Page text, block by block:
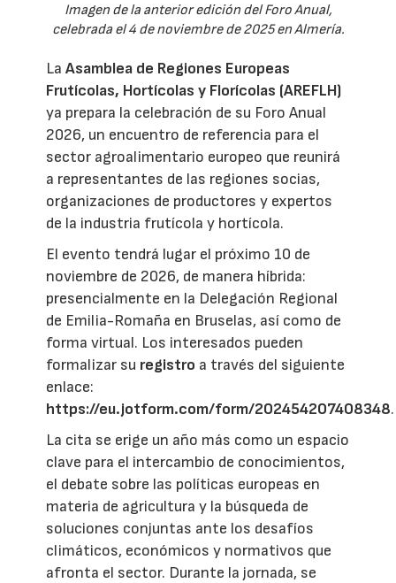
Imagen de la anterior edición del Foro Anual,
celebrada el 4 de noviembre de 2025 en Almería.
LaAsamblea de Regiones Europeas
Frutícolas, Hortícolas y Florícolas (AREFLH)
ya prepara la celebración de su Foro Anual
2026, un encuentro de referencia para el
sector agroalimentario europeo que reunirá
a representantes de las regiones socias,
organizaciones de productores y expertos
de la industria frutícola y hortícola.
El evento tendrá lugar el próximo 10 de
noviembre de 2026, de manera híbrida:
presencialmente en la Delegación Regional
de Emilia-Romaña en Bruselas, así como de
forma virtual. Los interesados pueden
formalizar su registro a través del siguiente
enlace:
https://eu.jotform.com/form/202454207408348.
La cita se erige un año más como un espacio
clave para el intercambio de conocimientos,
el debate sobre las políticas europeas en
materia de agricultura y la búsqueda de
soluciones conjuntas ante los desafíos
climáticos, económicos y normativos que
afronta el sector. Durante la jornada, se